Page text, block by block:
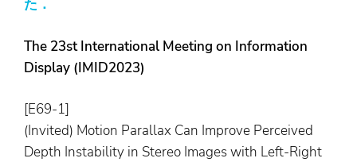
た．
The 23st International Meeting on Information
Display (IMID2023)
[E69-1]
(Invited) Motion Parallax Can Improve Perceived
Depth Instability in Stereo Images with Left-Right